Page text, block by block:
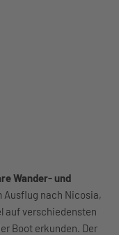
Wander- und
Ausflug nach Nicosia,
auf verschiedensten
Boot erkunden. Der